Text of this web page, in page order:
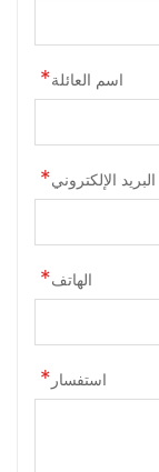
اسم العائلة
البريد الإلكتروني
الهاتف
استفسار